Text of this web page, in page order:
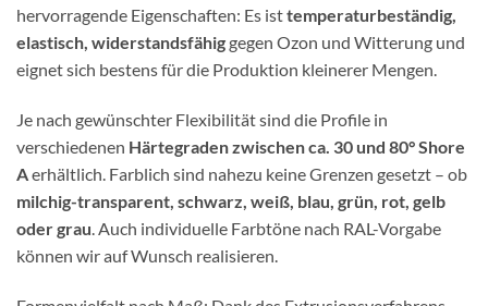
hervorragende Eigenschaften: Es isttemperaturbeständig,
elastisch, widerstandsfähiggegen Ozon und Witterung und
eignet sich bestens für die Produktion kleinerer Mengen.
Je nach gewünschter Flexibilität sind die Profile in
verschiedenen Härtegraden zwischen ca. 30 und 80° Shore
Aerhältlich. Farblich sind nahezu keine Grenzen gesetzt – ob
milchig-transparent, schwarz, weiß, blau, grün, rot, gelb
oder grau. Auch individuelle Farbtöne nach RAL-Vorgabe
können wir auf Wunsch realisieren.